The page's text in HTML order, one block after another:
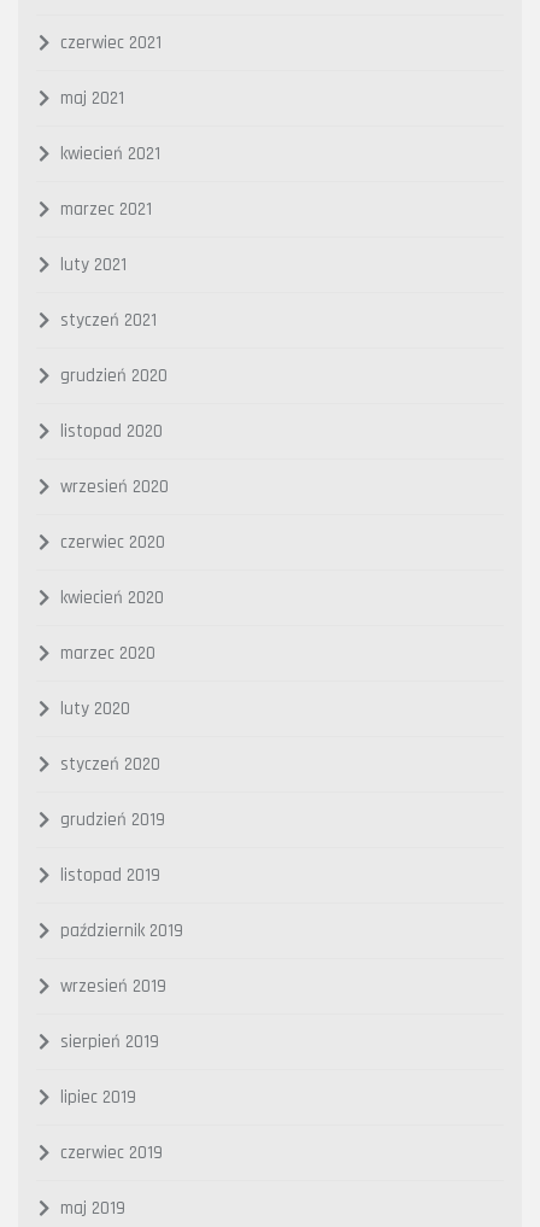
czerwiec 2021
maj 2021
kwiecień 2021
marzec 2021
luty 2021
styczeń 2021
grudzień 2020
listopad 2020
wrzesień 2020
czerwiec 2020
kwiecień 2020
marzec 2020
luty 2020
styczeń 2020
grudzień 2019
listopad 2019
październik 2019
wrzesień 2019
sierpień 2019
lipiec 2019
czerwiec 2019
maj 2019